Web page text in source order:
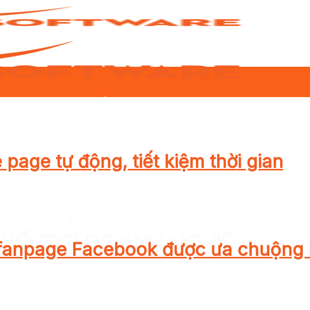
page tự động, tiết kiệm thời gian
Facebook được ưa